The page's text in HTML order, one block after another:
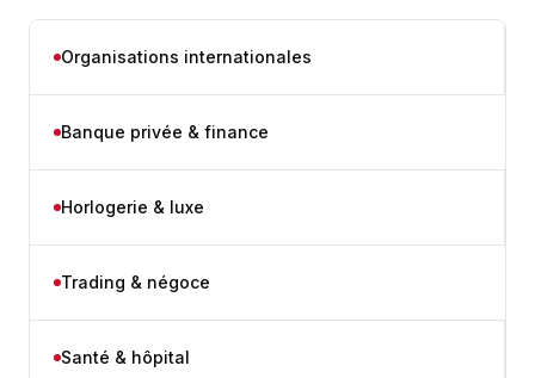
Organisations internationales
Banque privée & finance
Horlogerie & luxe
Trading & négoce
Santé & hôpital